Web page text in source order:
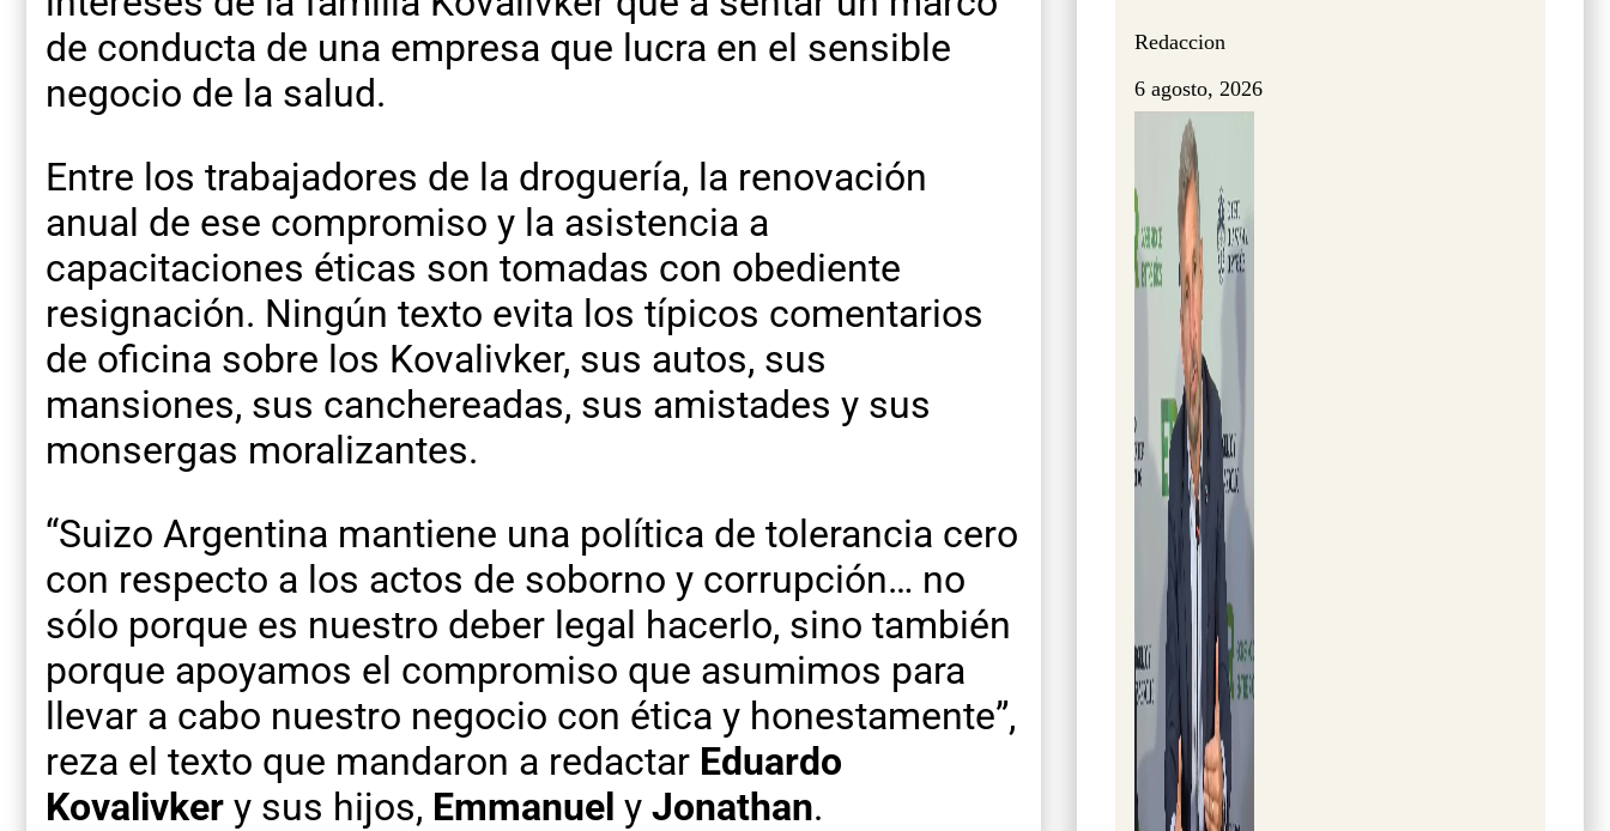
de conducta de una empresa que lucra en el sensible
negocio de la salud.
Entre los trabajadores de la droguería, la renovación
anual de ese compromiso y la asistencia a
capacitaciones éticas son tomadas con obediente
resignación. Ningún texto evita los típicos comentarios
de oficina sobre los Kovalivker, sus autos, sus
mansiones, sus canchereadas, sus amistades y sus
monsergas moralizantes.
“Suizo Argentina mantiene una política de tolerancia cero
con respecto a los actos de soborno y corrupción… no
sólo porque es nuestro deber legal hacerlo, sino también
porque apoyamos el compromiso que asumimos para
llevar a cabo nuestro negocio con ética y honestamente”,
reza el texto que mandaron a redactar Eduardo
Kovalivker y sus hijos, Emmanuel y Jonathan.
Redaccion
6 agosto, 2026